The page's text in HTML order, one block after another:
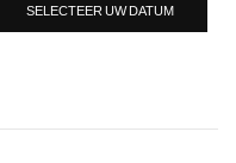
SELECTEER UW DATUM